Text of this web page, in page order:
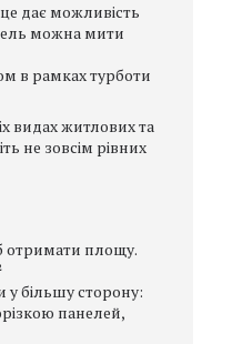
дає можливість
можна мити
в рамках турботи
видах житлових та
не зовсім рівних
отримати площу.
у більшу сторону:
панелей,